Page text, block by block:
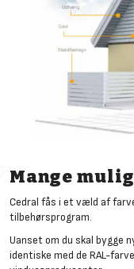
Mange
Cedral fås i et væld af
tilbehørsprogram.
Uanset om du skal bygge
identiske med de RAL-